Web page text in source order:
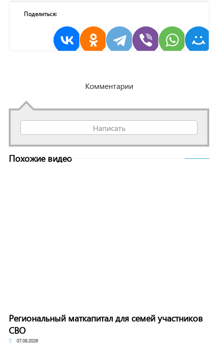
Поделиться:
Комментарии
Написать
Похожие видео
Региональный маткапитал для семей участников
СВО
07.08.2026